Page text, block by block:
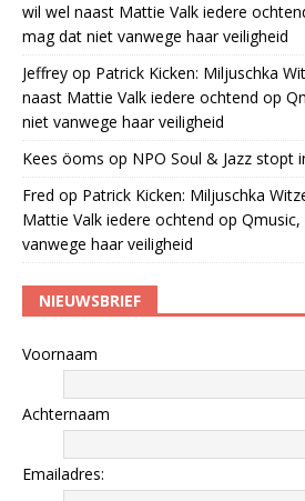
wil wel naast Mattie Valk iedere
mag dat niet vanwege haar veiligheid
Jeffrey op Patrick Kicken: Miljuschka
naast Mattie Valk iedere ochtend op
niet vanwege haar veiligheid
Kees öoms op NPO Soul & Jazz stopt
Fred op Patrick Kicken: Miljuschka
Mattie Valk iedere ochtend op
vanwege haar veiligheid
NIEUWSBRIEF
Voornaam
Achternaam
Emailadres: